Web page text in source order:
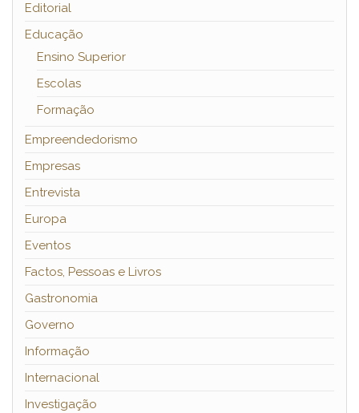
Editorial
Educação
Ensino Superior
Escolas
Formação
Empreendedorismo
Empresas
Entrevista
Europa
Eventos
Factos, Pessoas e Livros
Gastronomia
Governo
Informação
Internacional
Investigação